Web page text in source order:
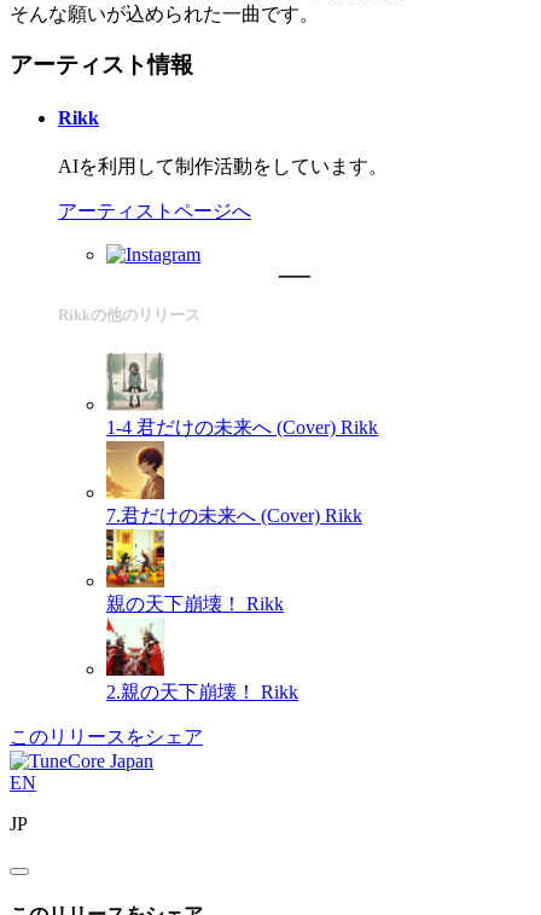
そんな願いが込められた一曲です。
アーティスト情報
Rikk
AIを利用して制作活動をしています。
アーティストページへ
Rikkの他のリリース
1-4 君だけの未来へ (Cover) Rikk
7.君だけの未来へ (Cover) Rikk
親の天下崩壊！ Rikk
2.親の天下崩壊！ Rikk
このリリースをシェア
EN
JP